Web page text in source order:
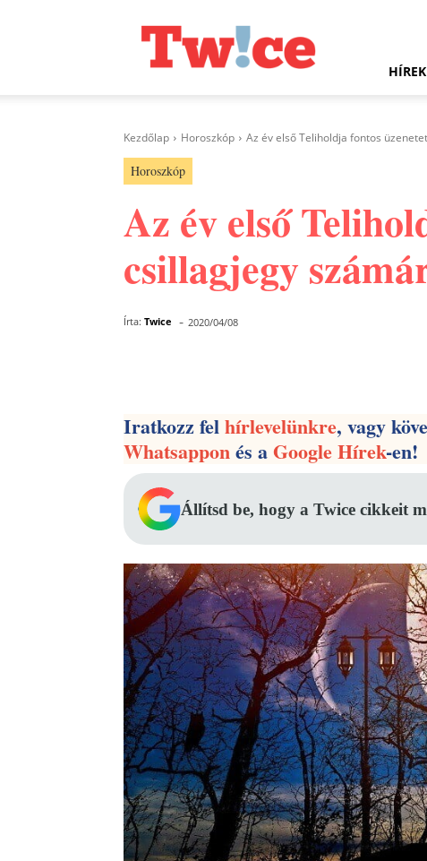
HÍREK
Kezdőlap Horoszkóp Az év első Teliholdja fontos
Horoszkóp
Az év első
csillagjegy
Írta: Twice - 2020/04/08
Iratkozz felhírlevelünkre, vagy
Whatsapponés aGoogle Hírek-en!
Állítsd be, hogy a Twice cikkeit